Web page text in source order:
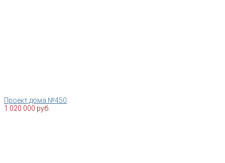
Проект дома №450
1 020 000 руб.